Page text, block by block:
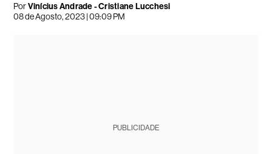
PorVinícius Andrade - Cristiane Lucchesi
08 de Agosto, 2023 | 09:09 PM
PUBLICIDADE